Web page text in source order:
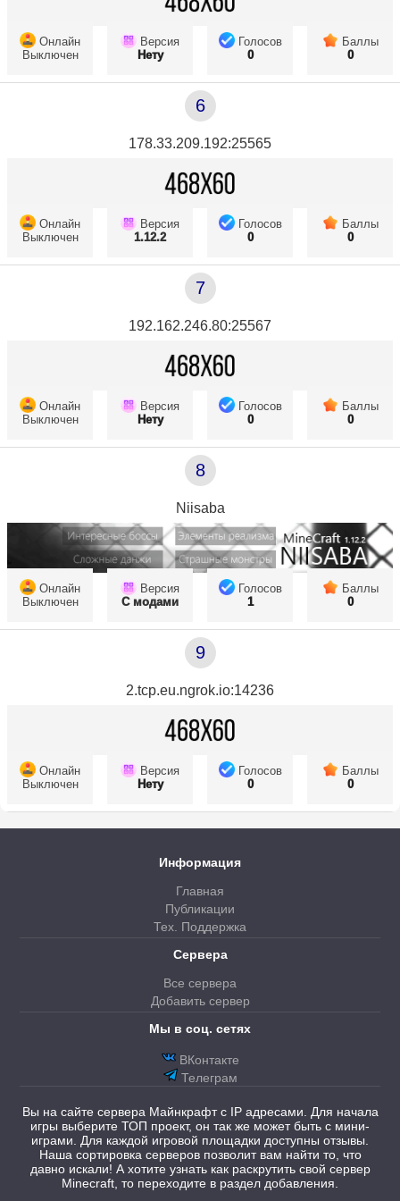
Онлайн
Выключен
Версия
Нету
Голосов
0
Баллы
0
6
178.33.209.192:25565
Онлайн
Выключен
Версия
1.12.2
Голосов
0
Баллы
0
7
192.162.246.80:25567
Онлайн
Выключен
Версия
Нету
Голосов
0
Баллы
0
8
Niisaba
Онлайн
Выключен
Версия
С модами
Голосов
1
Баллы
0
9
2.tcp.eu.ngrok.io:14236
Онлайн
Выключен
Версия
Нету
Голосов
0
Баллы
0
Информация
Главная
Публикации
Тех. Поддержка
Сервера
Все сервера
Добавить сервер
Мы в соц. сетях
ВКонтакте
Телеграм
Вы на сайте сервера Майнкрафт с IP адресами. Для начала
игры выберите ТОП проект, он так же может быть с мини-
играми. Для каждой игровой площадки доступны отзывы.
Наша сортировка серверов позволит вам найти то, что
давно искали! А хотите узнать как раскрутить свой сервер
Minecraft, то переходите в раздел добавления.